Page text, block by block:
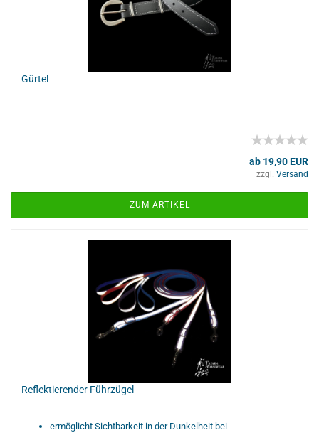
Gürtel
ab 19,90 EUR
zzgl. Versand
ZUM ARTIKEL
Reflektierender Führzügel
ermöglicht Sichtbarkeit in der Dunkelheit bei